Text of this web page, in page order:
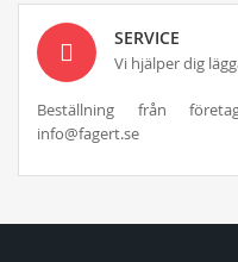
SERVICE
Vi hjälper dig
Beställning från
info@fagert.se